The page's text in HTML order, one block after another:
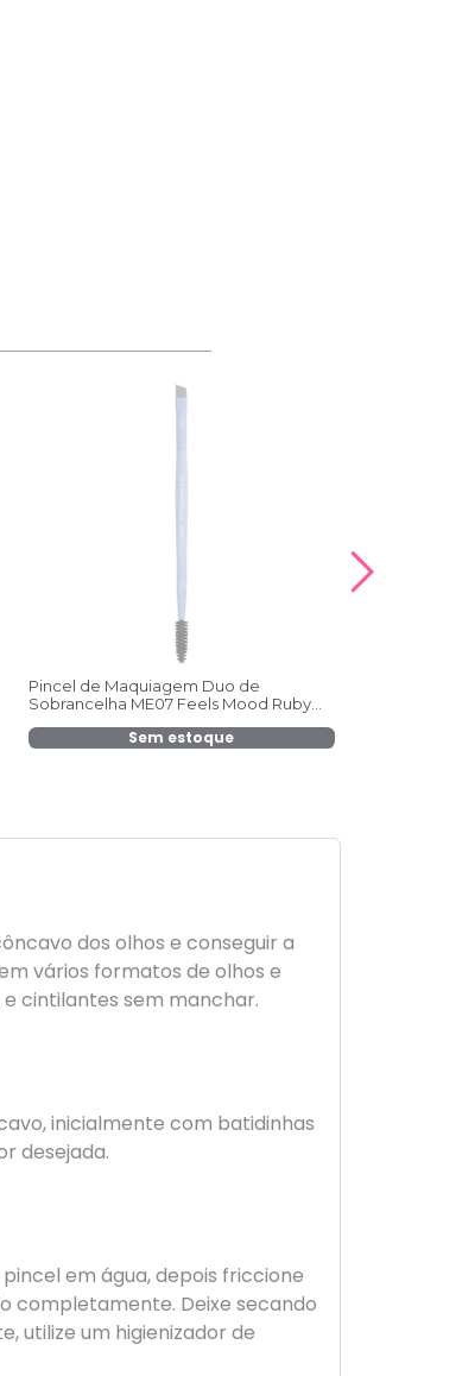
Pincel de Maquiagem Duo de
Sobrancelha ME07 Feels Mood Ruby
Sem estoque
dos olhos e conseguir a
vários formatos de olhos e
cintilantes sem manchar.
inicialmente com batidinhas
desejada.
em água, depois friccione
completamente. Deixe secando
utilize um higienizador de